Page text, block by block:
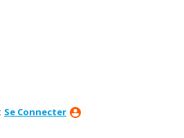
Se Connecter